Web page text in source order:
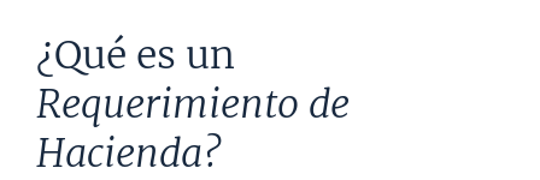
¿Qué es un
Requerimiento de
Hacienda?